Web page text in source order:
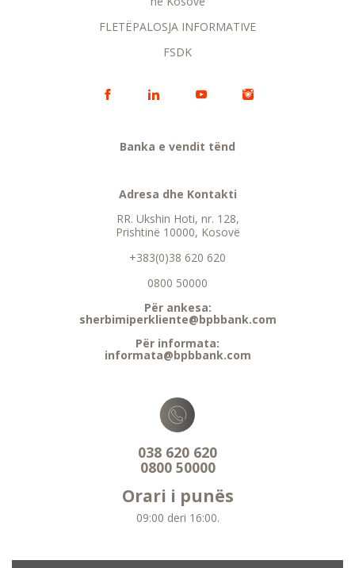
FLETËPALOSJA INFORMATIVE
FSDK
Banka e vendit tënd
Adresa dhe Kontakti
RR. Ukshin Hoti, nr. 128,
Prishtinë 10000, Kosovë
+383(0)38 620 620
0800 50000
Për ankesa:
sherbimiperkliente@bpbbank.com
Për informata:
informata@bpbbank.com
038 620 620
0800 50000
Orari i punës
09:00 deri 16:00.